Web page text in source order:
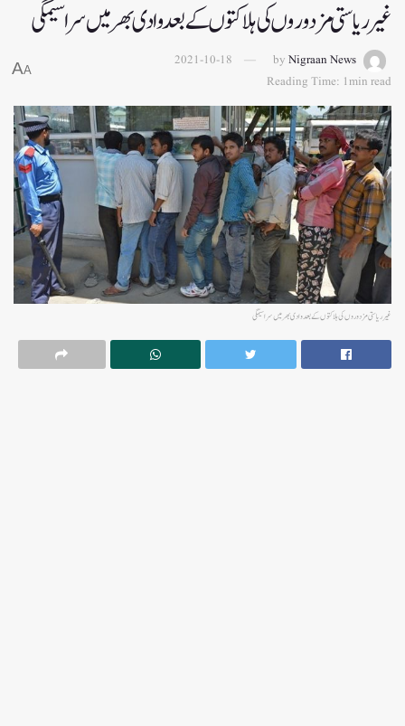
غیر ریاستی مزدوروں کی ہلاکتوں کے بعد وادی بھر میں سراسیمگی
by Nigraan News
2021-10-18
Reading Time: 1min read
A
A
غیر ریاستی مزدوروں کی ہلاکتوں کے بعد وادی بھر میں سراسیمگی